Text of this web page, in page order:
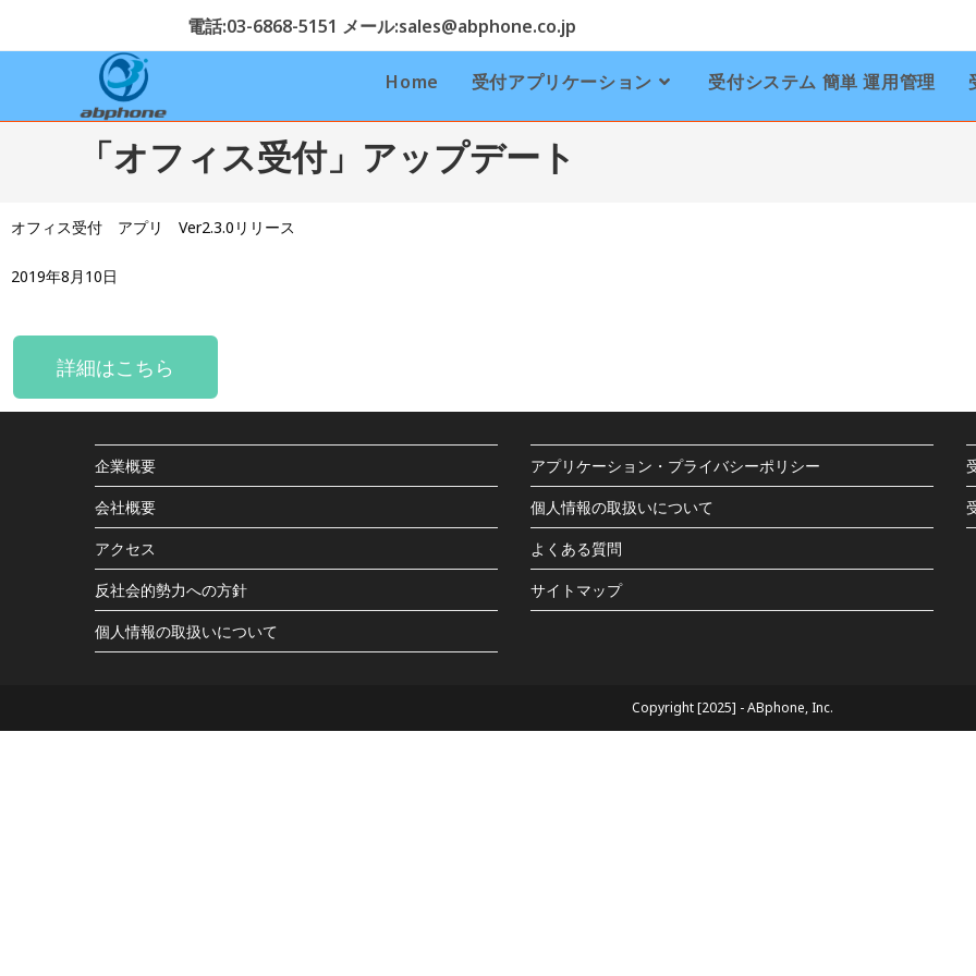
電話:03-6868-5151 メール:sales@abphone.co.jp
Home 受付アプリケーション 受付システム 簡単 運用管理
「オフィス受付」アップデート
オフィス受付 アプリ Ver2.3.0リリース
2019年8月10日
詳細はこちら
企業概要
会社概要
アクセス
反社会的勢力への方針
個人情報の取扱いについて
アプリケーション・プライバシーポリシー
個人情報の取扱いについて
よくある質問
サイトマップ
Copyright [2025] - ABphone, Inc.